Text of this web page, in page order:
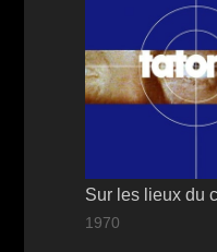
Sur les lieux du
1970